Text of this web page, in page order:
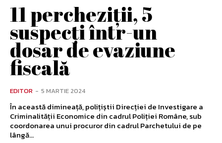
11 percheziții, 5
suspecți într-un
dosar de evaziune
fiscală
EDITOR - 5 MARTIE 2024
În această dimineață, polițiștii Direcției de Investigare a
Criminalității Economice din cadrul Poliției Române, sub
coordonarea unui procuror din cadrul Parchetului de pe
lângă...